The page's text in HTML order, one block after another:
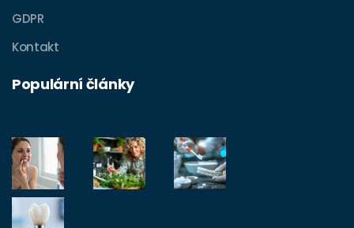
GDPR
Kontakt
Populární články